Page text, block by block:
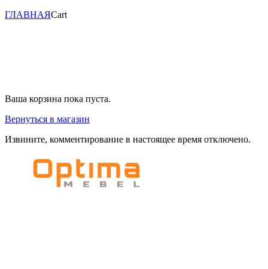
ГЛАВНАЯCart
Ваша корзина пока пуста.
Вернуться в магазин
Извините, комментирование в настоящее время отключено.